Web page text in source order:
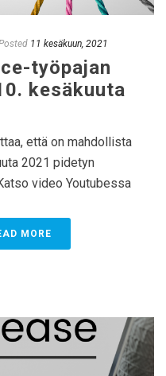
11 kesäkuun, 2021
työpajan
kesäkuuta
että on mahdollista
2021 pidetyn
video Youtubessa
MORE